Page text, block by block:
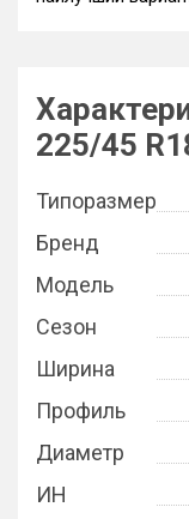
225/45
Типоразмер
Бренд
Модель
Сезон
Ширина
Профиль
Диаметр
ИН